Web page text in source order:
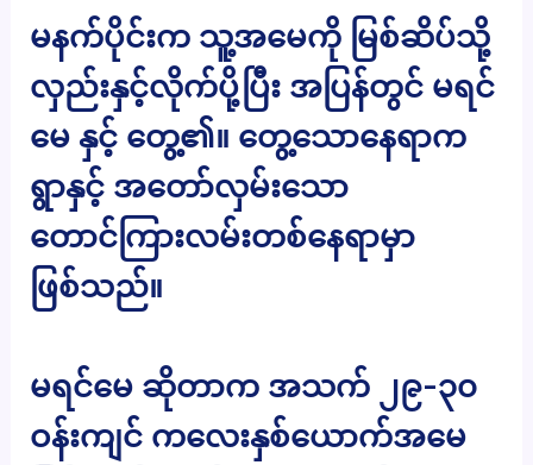
မနက်ပိုင်းက သူ့အမေကို မြစ်ဆိပ်သို့
လှည်းနှင့်လိုက်ပို့ပြီး အပြန်တွင် မရင်
မေ နှင့် တွေ့၏။ တွေ့သောနေရာက
ရွာနှင့် အတော်လှမ်းသော
တောင်ကြားလမ်းတစ်နေရာမှာ
ဖြစ်သည်။
မရင်မေ ဆိုတာက အသက် ၂၉-၃၀
ဝန်းကျင် ကလေးနှစ်ယောက်အမေ